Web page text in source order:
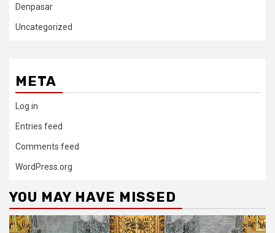
Denpasar
Uncategorized
META
Log in
Entries feed
Comments feed
WordPress.org
YOU MAY HAVE MISSED